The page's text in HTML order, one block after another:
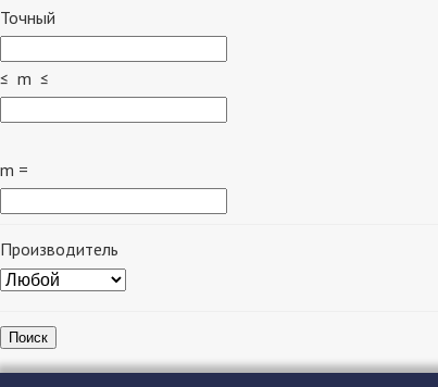
Точный
≤ m ≤
m =
Производитель
Поиск